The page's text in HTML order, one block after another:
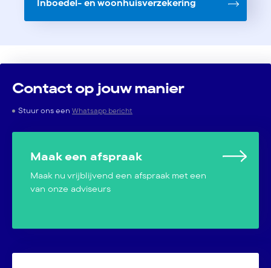
Inboedel- en woonhuisverzekering
Contact op jouw manier
Stuur ons een Whatsapp bericht
Maak een afspraak
Maak nu vrijblijvend een afspraak met een
van onze adviseurs